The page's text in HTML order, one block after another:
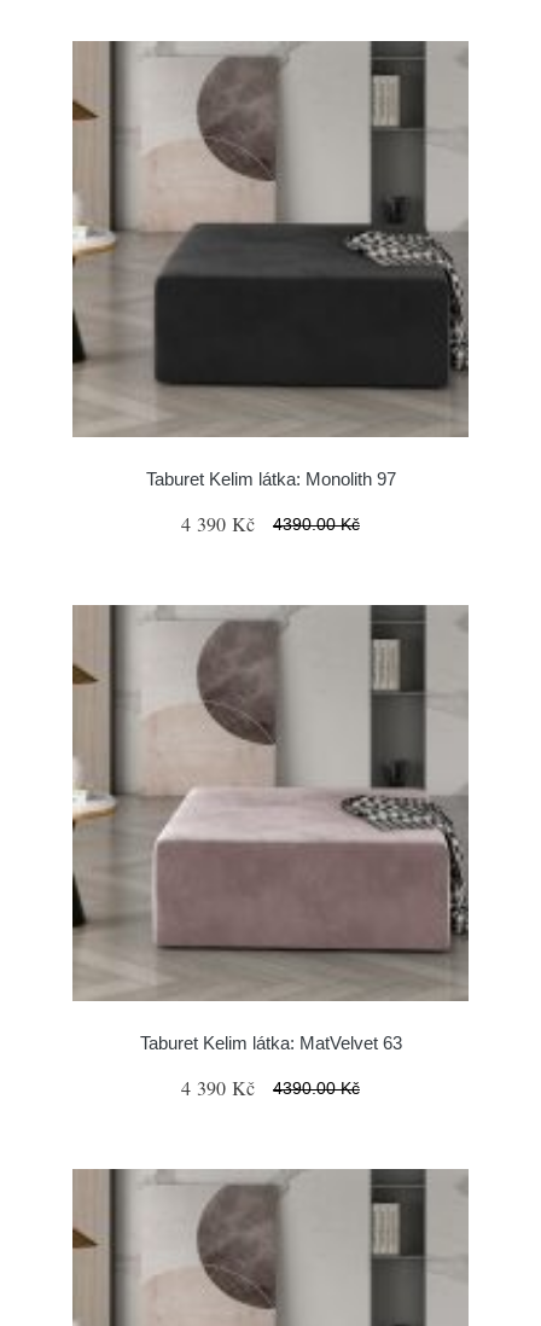
Taburet Kelim látka: Monolith 97
4 390 Kč 4390.00 Kč
Taburet Kelim látka: MatVelvet 63
4 390 Kč 4390.00 Kč